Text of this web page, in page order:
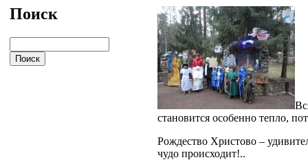
Поиск
становится особенно тепло,
Рождество Христово –
чудо происходит!..